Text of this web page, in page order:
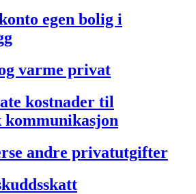
egen bolig i
varme privat
kostnader til
andre privatutgifter